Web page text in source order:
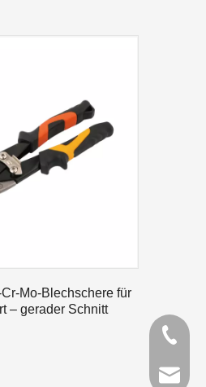
Mo-Blechschere für
– gerader Schnitt
+86 21